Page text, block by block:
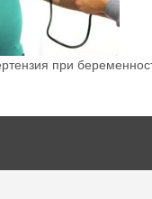
при